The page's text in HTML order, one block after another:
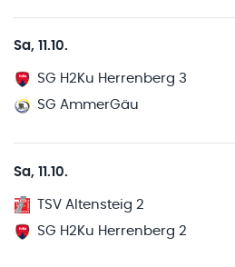
Sa, 11.10.
SG H2Ku Herrenberg 3
SG AmmerGäu
Sa, 11.10.
TSV Altensteig 2
SG H2Ku Herrenberg 2